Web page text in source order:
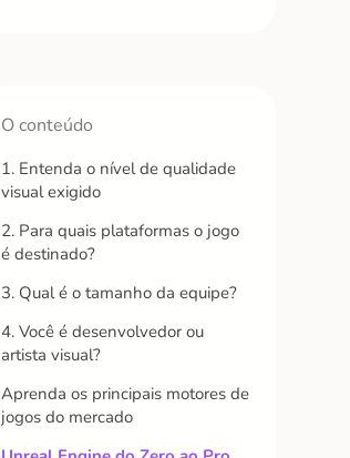
O conteúdo
1. Entenda o nível de qualidade
visual exigido
2. Para quais plataformas o jogo
é destinado?
3. Qual é o tamanho da equipe?
4. Você é desenvolvedor ou
artista visual?
Aprenda os principais motores de
jogos do mercado